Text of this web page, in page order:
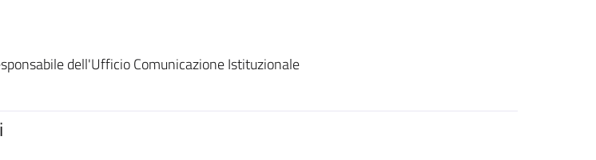
dell'Ufficio Comunicazione Istituzionale